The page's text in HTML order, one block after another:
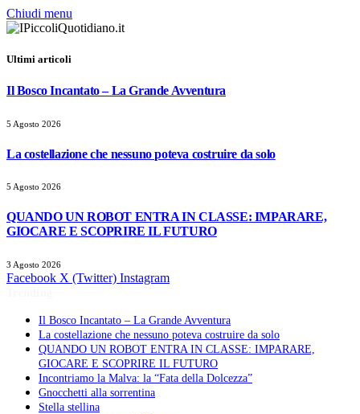
Chiudi menu
Ultimi articoli
Il Bosco Incantato – La Grande Avventura
5 Agosto 2026
La costellazione che nessuno poteva costruire da solo
5 Agosto 2026
QUANDO UN ROBOT ENTRA IN CLASSE: IMPARARE,
GIOCARE E SCOPRIRE IL FUTURO
3 Agosto 2026
Facebook X (Twitter) Instagram
Il Bosco Incantato – La Grande Avventura
La costellazione che nessuno poteva costruire da solo
QUANDO UN ROBOT ENTRA IN CLASSE: IMPARARE,
GIOCARE E SCOPRIRE IL FUTURO
Incontriamo la Malva: la “Fata della Dolcezza”
Gnocchetti alla sorrentina
Stella stellina